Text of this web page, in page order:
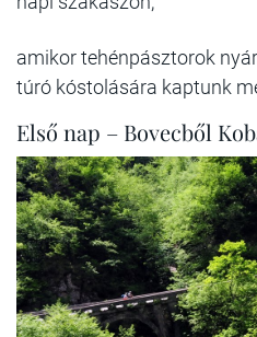
amikor tehénpásztorok
túró kóstolására kaptunk
Első nap – Bovecből